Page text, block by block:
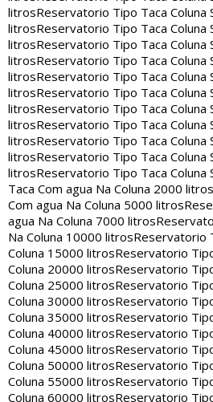
litrosReservatorio Tipo Taca Coluna
litrosReservatorio Tipo Taca Coluna
litrosReservatorio Tipo Taca Coluna
litrosReservatorio Tipo Taca Coluna
litrosReservatorio Tipo Taca Coluna
litrosReservatorio Tipo Taca Coluna
litrosReservatorio Tipo Taca Coluna
litrosReservatorio Tipo Taca Coluna
litrosReservatorio Tipo Taca Coluna
litrosReservatorio Tipo Taca Coluna
litrosReservatorio Tipo Taca Coluna
Taca Com agua Na Coluna 2000 litros
Com agua Na Coluna 5000 litros
agua Na Coluna 7000 litros
Na Coluna 10000 litrosReservatorio
Coluna 15000 litrosReservatorio
Coluna 20000 litrosReservatorio
Coluna 25000 litrosReservatorio
Coluna 30000 litrosReservatorio
Coluna 35000 litrosReservatorio
Coluna 40000 litrosReservatorio
Coluna 45000 litrosReservatorio
Coluna 50000 litrosReservatorio
Coluna 55000 litrosReservatorio
Coluna 60000 litrosReservatorio